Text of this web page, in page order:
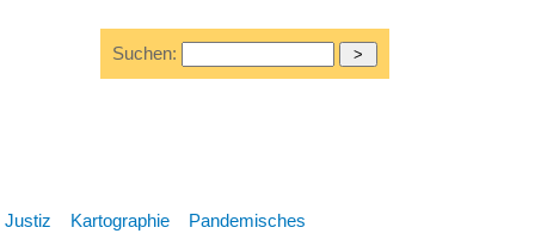
Suchen:
Justiz Kartographie
Pandemisches